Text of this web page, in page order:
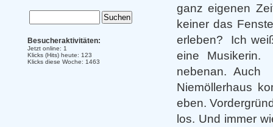
ganz eigenen
keiner das
erleben? Ich
eine
nebenan. Auch
Niemöllerhaus
eben.
los. Und immer
Besucheraktivitäten:
Jetzt online: 1
Klicks (Hits) heute: 123
Klicks diese Woche: 1463